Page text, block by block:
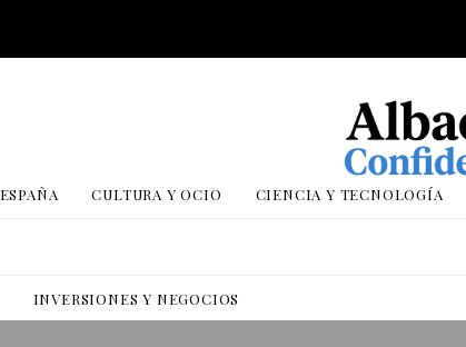
ESPAÑA CULTURA Y OCIO CIENCIA Y TECNOLOGÍA
INVERSIONES Y NEGOCIOS